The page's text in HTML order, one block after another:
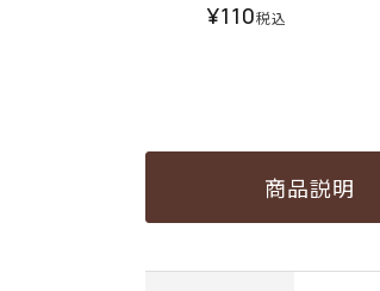
¥110税込
商品説明